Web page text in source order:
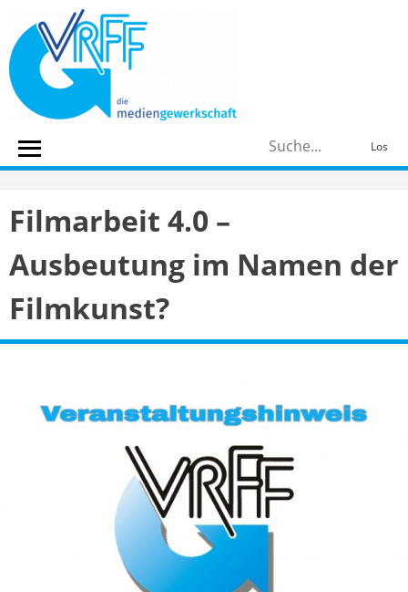
content
Los
Filmarbeit 4.0 –
Ausbeutung im Namen der
Filmkunst?